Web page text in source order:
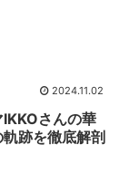
2024.11.02
さんの華
跡を徹底解剖